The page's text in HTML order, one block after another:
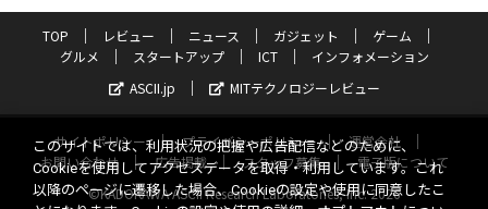
TOP レビュー ニュース ガジェット
ゲーム
グルメ
スタートアップ ICT
インフォメーション
ASCII.jp
MITテクノロジーレビュー
サイトポリシー プライバシーポリシー
運営会社
お問い合わせ
広告掲載 スタッフ募集
電子版について
©KADOKAWA ASCII Research Laboratories, Inc. 2026
このサイトでは、利用状況の把握や広告配信などのために、
Cookieを使用してアクセスデータを取得・利用しています。これ
以降のページに遷移した場合、Cookieの設定や使用に同意したこ